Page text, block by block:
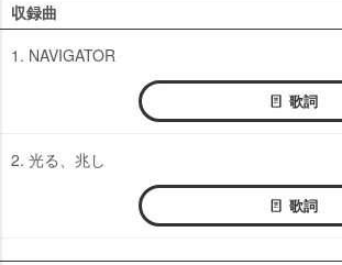
収録曲
1. NAVIGATOR
歌詞
2. 光る、兆し
歌詞